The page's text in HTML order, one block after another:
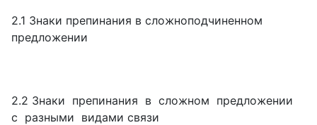
2.1 Знаки препинания в сложноподчиненном
предложении
2.2 Знаки препинания в сложном предложении
с разными видами связи